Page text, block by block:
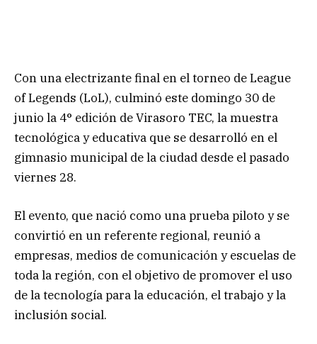
Con una electrizante final en el torneo de League
of Legends (LoL), culminó este domingo 30 de
junio la 4° edición de Virasoro TEC, la muestra
tecnológica y educativa que se desarrolló en el
gimnasio municipal de la ciudad desde el pasado
viernes 28.
El evento, que nació como una prueba piloto y se
convirtió en un referente regional, reunió a
empresas, medios de comunicación y escuelas de
toda la región, con el objetivo de promover el uso
de la tecnología para la educación, el trabajo y la
inclusión social.